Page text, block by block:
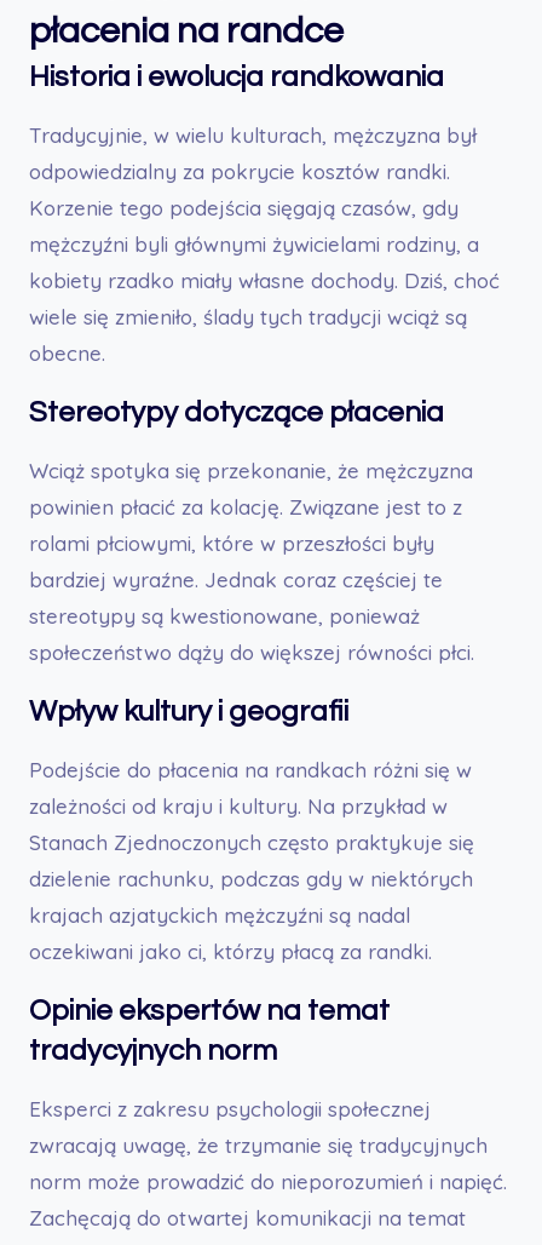
płacenia na randce
Historia i ewolucja randkowania
Tradycyjnie, w wielu kulturach, mężczyzna był
odpowiedzialny za pokrycie kosztów randki.
Korzenie tego podejścia sięgają czasów, gdy
mężczyźni byli głównymi żywicielami rodziny, a
kobiety rzadko miały własne dochody. Dziś, choć
wiele się zmieniło, ślady tych tradycji wciąż są
obecne.
Stereotypy dotyczące płacenia
Wciąż spotyka się przekonanie, że mężczyzna
powinien płacić za kolację. Związane jest to z
rolami płciowymi, które w przeszłości były
bardziej wyraźne. Jednak coraz częściej te
stereotypy są kwestionowane, ponieważ
społeczeństwo dąży do większej równości płci.
Wpływ kultury i geografii
Podejście do płacenia na randkach różni się w
zależności od kraju i kultury. Na przykład w
Stanach Zjednoczonych często praktykuje się
dzielenie rachunku, podczas gdy w niektórych
krajach azjatyckich mężczyźni są nadal
oczekiwani jako ci, którzy płacą za randki.
Opinie ekspertów na temat
tradycyjnych norm
Eksperci z zakresu psychologii społecznej
zwracają uwagę, że trzymanie się tradycyjnych
norm może prowadzić do nieporozumień i napięć.
Zachęcają do otwartej komunikacji na temat